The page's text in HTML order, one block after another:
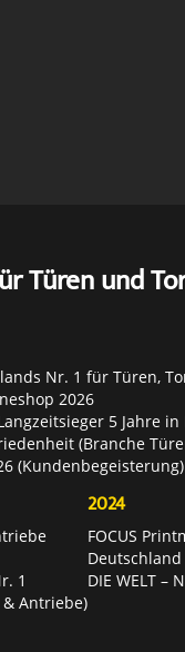
Türen und
Nr. 1 für Türen,
2026
5 Jahre
(Branche
(Kundenbegeisterung)
1
& Antriebe)
2024
FOCUS
DIE WELT